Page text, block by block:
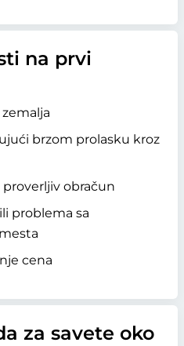
na prvi
brzom prolasku kroz
obračun
problema sa
cena
za savete oko